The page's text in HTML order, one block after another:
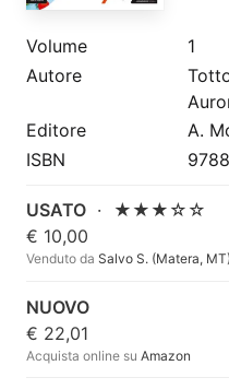
Volume
1
Autore
Editore
A.
ISBN
USATO ·
★★★☆☆
€ 10,00
Venduto da Salvo S. (Matera, MT)
NUOVO
€ 22,01
Acquista online su Amazon